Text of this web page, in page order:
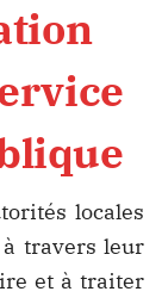
locales
travers leur
et à traiter